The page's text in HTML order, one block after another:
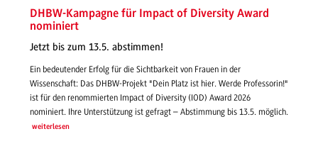
DHBW-Kampagne für Impact of Diversity Award
nominiert
Jetzt bis zum 13.5. abstimmen!
Ein bedeutender Erfolg für die Sichtbarkeit von Frauen in der
Wissenschaft: Das DHBW-Projekt "Dein Platz ist hier. Werde Professorin!"
ist für den renommierten Impact of Diversity (IOD) Award 2026
nominiert. Ihre Unterstützung ist gefragt – Abstimmung bis 13.5. möglich.
weiterlesen